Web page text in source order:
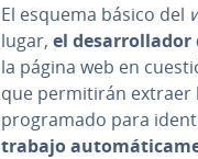
El esquema básico del
lugar, el de­sa­rro­lla­dor
la página web en
que pe­r­mi­ti­rán extraer
pro­gra­ma­do para
trabajo